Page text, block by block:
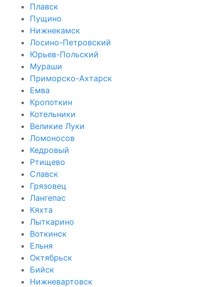
Плавск
Пущино
Нижнекамск
Лосино-Петровский
Юрьев-Польский
Мураши
Приморско-Ахтарск
Емва
Кропоткин
Котельники
Великие Луки
Ломоносов
Кедровый
Ртищево
Славск
Грязовец
Лангепас
Кяхта
Лыткарино
Воткинск
Ельня
Октябрьск
Бийск
Нижневартовск